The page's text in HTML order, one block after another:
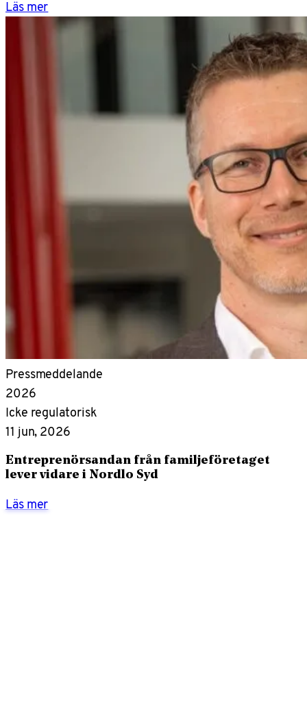
Läs mer
Pressmeddelande
2026
Icke regulatorisk
11 jun, 2026
Entreprenörsandan från familjeföretaget
lever vidare i Nordlo Syd
Läs mer